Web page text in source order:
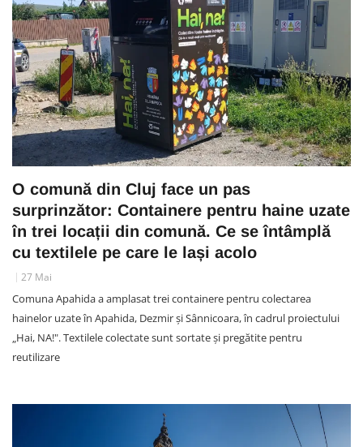
O comună din Cluj face un pas
surprinzător: Containere pentru haine uzate
în trei locații din comună. Ce se întâmplă
cu textilele pe care le lași acolo
27 Mai
Comuna Apahida a amplasat trei containere pentru colectarea
hainelor uzate în Apahida, Dezmir și Sânnicoara, în cadrul proiectului
„Hai, NA!". Textilele colectate sunt sortate și pregătite pentru
reutilizare